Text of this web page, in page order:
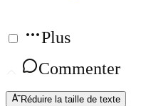
Plus
Commenter
Réduire la taille de texte